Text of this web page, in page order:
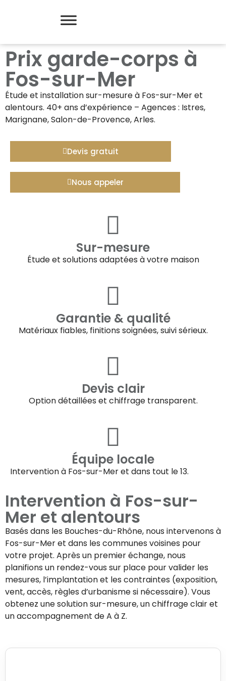
Prix garde-corps à
Fos-sur-Mer
Étude et installation sur-mesure à Fos-sur-Meret
alentours. 40+ ans d’expérience – Agences : Istres,
Marignane, Salon-de-Provence, Arles.
Devis gratuit
Nous appeler
Sur-mesure
Étude et solutions adaptées à votre maison
Garantie & qualité
Matériaux fiables, finitions soignées, suivi sérieux.
Devis clair
Option détaillées et chiffrage transparent.
Équipe locale
Intervention à Fos-sur-Meret dans tout le 13.
Intervention à Fos-sur-
Mer et alentours
Basés dans les Bouches-du-Rhône, nous intervenons à
Fos-sur-Meret dans les communes voisines pour
votre projet. Après un premier échange, nous
planifions un rendez-vous sur place pour valider les
mesures, l’implantation et les contraintes (exposition,
vent, accès, règles d’urbanisme si nécessaire). Vous
obtenez une solution sur-mesure, un chiffrage clair et
un accompagnement de A à Z.